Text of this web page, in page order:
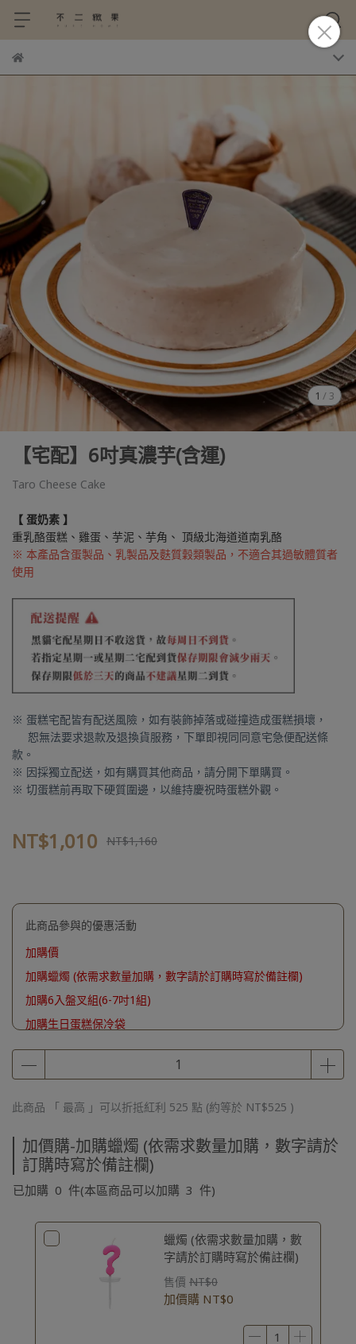
1 / 3
【宅配】6吋真濃芋(含運)
Taro Cheese Cake
【 蛋奶素 】
重乳酪蛋糕、雞蛋、芋泥、芋角、 頂級北海道道南乳酪
※ 本產品含蛋製品、乳製品及麩質穀類製品，不適合其過敏體質者
使用
※ 蛋糕宅配皆有配送風險，如有裝飾掉落或碰撞造成蛋糕損壞，
恕無法要求退款及退換貨服務，下單即視同同意宅急便配送條
款。
※ 因採獨立配送，如有購買其他商品，請分開下單購買。
※ 切蛋糕前再取下硬質圍邊，以維持慶祝時蛋糕外觀。
NT$1,010 NT$1,160
此商品參與的優惠活動
加購價
加購蠟燭 (依需求數量加購，數字請於訂購時寫於備註欄)
加購6入盤叉組(6-7吋1組)
加購生日蛋糕保冷袋
此商品 「 最高 」可以折抵紅利 525 點 (約等於 NT$525 )
加價購-加購蠟燭 (依需求數量加購，數字請於
訂購時寫於備註欄)
已加購 0 件(本區商品可以加購 3 件)
蠟燭 (依需求數量加購，數
字請於訂購時寫於備註欄)
售價 NT$0
加價購 NT$0